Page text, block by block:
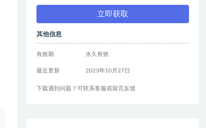
立即获取
其他信息
有效期 永久有效
最近更新 2023年10月27日
下载遇到问题？可联系客服或留言反馈